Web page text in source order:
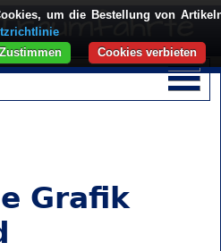
Grafik
um die Bestellung von
Cookies verbieten
Zustimmen